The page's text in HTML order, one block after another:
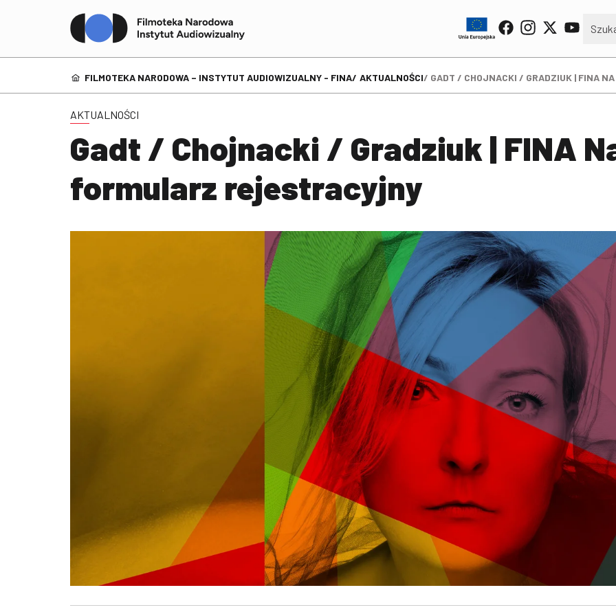
FILMOTEKA NARODOWA – INSTYTUT AUDIOWIZUALNY - FINA AKTUALNOŚCI GADT / CHOJNACKI / GRADZIUK | FINA
AKTUALNOŚCI
Gadt / Chojnacki / Gradziuk | FINA
formularz rejestracyjny